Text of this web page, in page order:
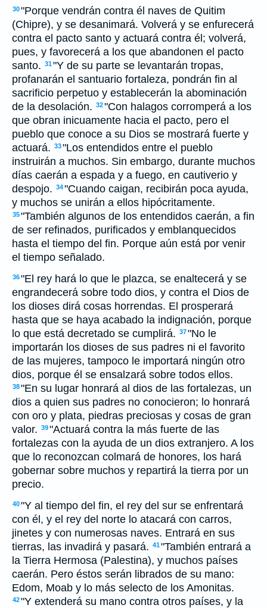
30"Porque vendrán contra él naves de Quitim
(Chipre), y se desanimará. Volverá y se enfurecerá
contra el pacto santo y actuará contra él; volverá,
pues, y favorecerá a los que abandonen el pacto
santo. 31"Y de su parte se levantarán tropas,
profanarán el santuario fortaleza, pondrán fin al
sacrificio perpetuo y establecerán la abominación
de la desolación. 32"Con halagos corromperá a los
que obran inicuamente hacia el pacto, pero el
pueblo que conoce a su Dios se mostrará fuerte y
actuará. 33"Los entendidos entre el pueblo
instruirán a muchos. Sin embargo, durante muchos
días caerán a espada y a fuego, en cautiverio y
despojo. 34"Cuando caigan, recibirán poca ayuda,
y muchos se unirán a ellos hipócritamente.
35"También algunos de los entendidos caerán, a fin
de ser refinados, purificados y emblanquecidos
hasta el tiempo del fin. Porque aún está por venir
el tiempo señalado.
36"El rey hará lo que le plazca, se enaltecerá y se
engrandecerá sobre todo dios, y contra el Dios de
los dioses dirá cosas horrendas. El prosperará
hasta que se haya acabado la indignación, porque
lo que está decretado se cumplirá. 37"No le
importarán los dioses de sus padres ni el favorito
de las mujeres, tampoco le importará ningún otro
dios, porque él se ensalzará sobre todos ellos.
38"En su lugar honrará al dios de las fortalezas, un
dios a quien sus padres no conocieron; lo honrará
con oro y plata, piedras preciosas y cosas de gran
valor. 39"Actuará contra la más fuerte de las
fortalezas con la ayuda de un dios extranjero. A los
que lo reconozcan colmará de honores, los hará
gobernar sobre muchos y repartirá la tierra por un
precio.
40"Y al tiempo del fin, el rey del sur se enfrentará
con él, y el rey del norte lo atacará con carros,
jinetes y con numerosas naves. Entrará en sus
tierras, las invadirá y pasará. 41"También entrará a
la Tierra Hermosa (Palestina), y muchos países
caerán. Pero éstos serán librados de su mano:
Edom, Moab y lo más selecto de los Amonitas.
42"Y extenderá su mano contra otros países, y la